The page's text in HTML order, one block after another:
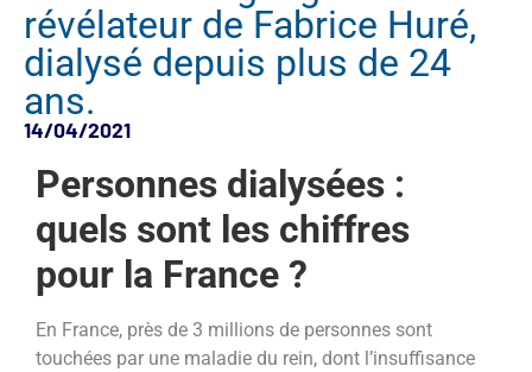
révélateur de Fabrice Huré,
dialysé depuis plus de 24
ans.
14/04/2021
Personnes dialysées :
quels sont les chiffres
pour la France ?
En France, près de 3 millions de personnes sont
touchées par une maladie du rein, dont l’insuffisance